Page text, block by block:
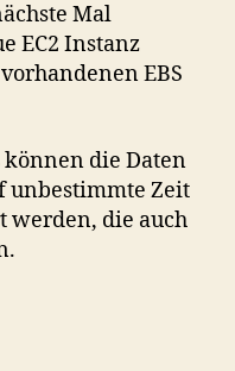
Mal
EC2 Instanz
EBS
können die Daten
unbestimmte Zeit
werden, die auch